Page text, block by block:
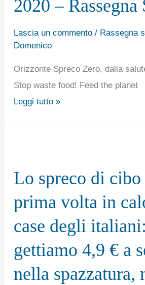
2020 – Rassegna
Lascia un commento / Rassegna
Domenico
Orizzonte Spreco Zero, dalla
Stop waste food! Feed the planet
alimentare
–
5
Leggi tutto »
Lo spreco di cibo
prima volta in
case degli italiani:
gettiamo 4,9 € a
nella spazzatura,
per
la
volta
in